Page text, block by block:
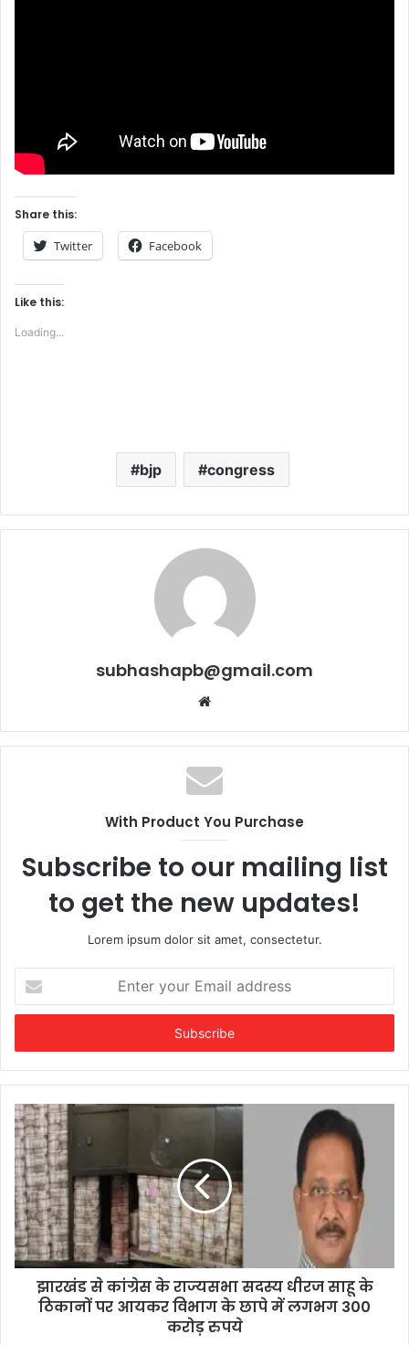
Share this:
Twitter Facebook
Like this:
Loading...
bjp congress
subhashapb@gmail.com
Website
With Product You Purchase
Subscribe to our mailing list
to get the new updates!
Lorem ipsum dolor sit amet, consectetur.
your
Email
झारखंड से कांग्रेस के राज्यसभा सदस्य धीरज साहू के
ठिकानों पर आयकर विभाग के छापे में लगभग 300
करोड़ रुपये